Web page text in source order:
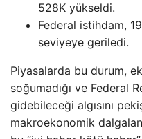
528K yükseldi.
Federal istihdam,
seviyeye geriledi.
Piyasalarda bu durum,
soğumadığı ve Federal
gidebileceği algısını
makroekonomik